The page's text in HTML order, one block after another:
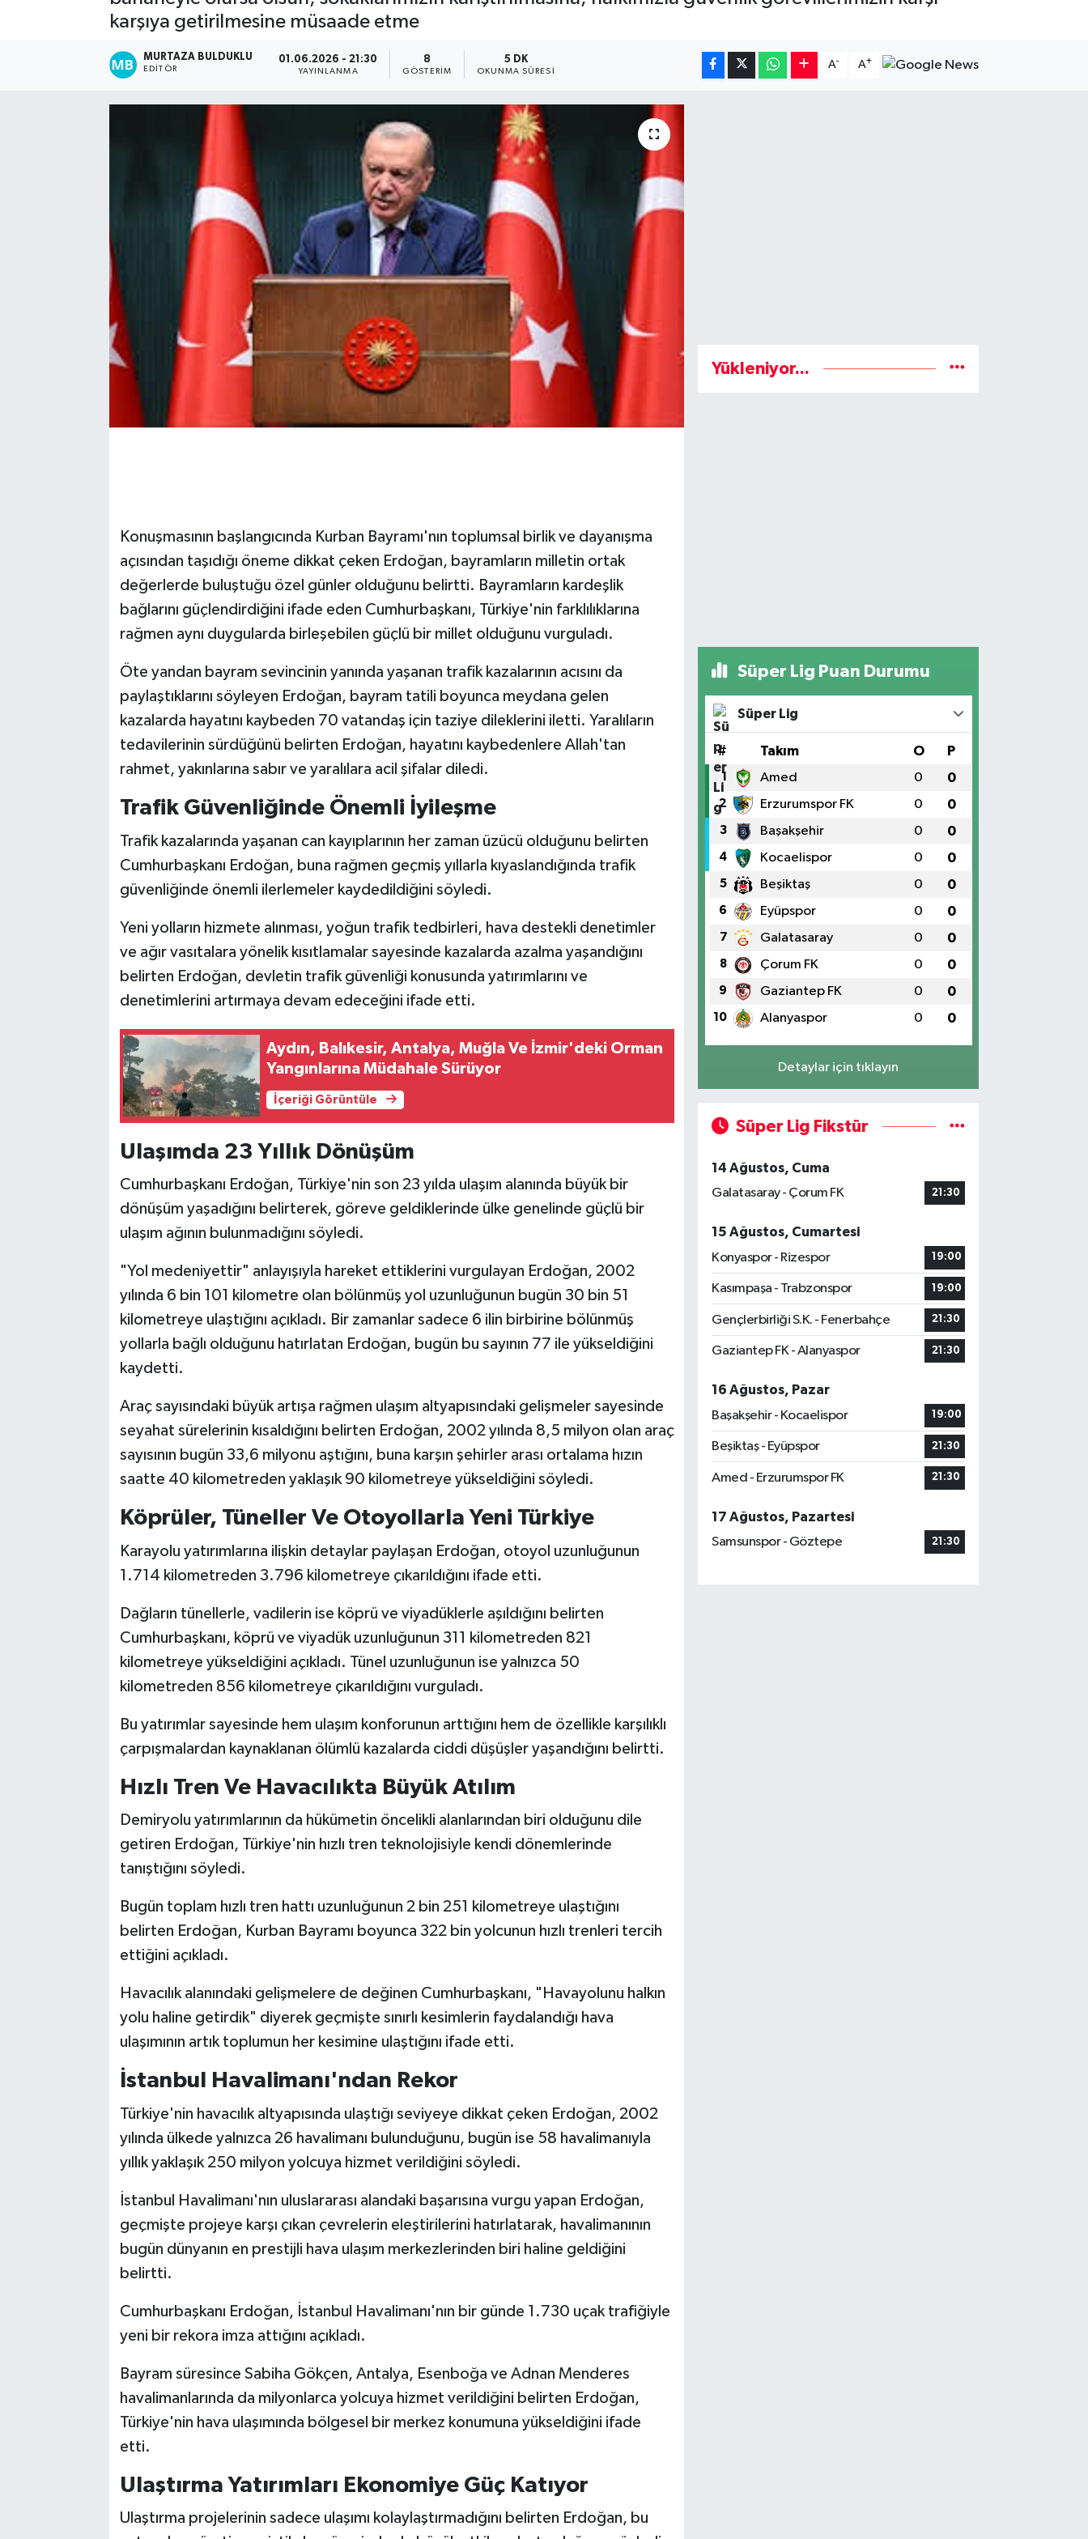
karşıya getirilmesine müsaade etme
MURTAZA BULDUKLU
EDITÖR
01.06.2026 - 21:30
YAYINLANMA
8
GÖSTERIM
5 DK
OKUNMA SÜRESI
A- A+
Konuşmasının başlangıcında Kurban Bayramı'nın toplumsal birlik ve dayanışma
açısından taşıdığı öneme dikkat çeken Erdoğan, bayramların milletin ortak
değerlerde buluştuğu özel günler olduğunu belirtti. Bayramların kardeşlik
bağlarını güçlendirdiğini ifade eden Cumhurbaşkanı, Türkiye'nin farklılıklarına
rağmen aynı duygularda birleşebilen güçlü bir millet olduğunu vurguladı.
Öte yandan bayram sevincinin yanında yaşanan trafik kazalarının acısını da
paylaştıklarını söyleyen Erdoğan, bayram tatili boyunca meydana gelen
kazalarda hayatını kaybeden 70 vatandaş için taziye dileklerini iletti. Yaralıların
tedavilerinin sürdüğünü belirten Erdoğan, hayatını kaybedenlere Allah'tan
rahmet, yakınlarına sabır ve yaralılara acil şifalar diledi.
Trafik Güvenliğinde Önemli İyileşme
Trafik kazalarında yaşanan can kayıplarının her zaman üzücü olduğunu belirten
Cumhurbaşkanı Erdoğan, buna rağmen geçmiş yıllarla kıyaslandığında trafik
güvenliğinde önemli ilerlemeler kaydedildiğini söyledi.
Yeni yolların hizmete alınması, yoğun trafik tedbirleri, hava destekli denetimler
ve ağır vasıtalara yönelik kısıtlamalar sayesinde kazalarda azalma yaşandığını
belirten Erdoğan, devletin trafik güvenliği konusunda yatırımlarını ve
denetimlerini artırmaya devam edeceğini ifade etti.
Aydın, Balıkesir, Antalya, Muğla Ve İzmir'deki Orman
Yangınlarına Müdahale Sürüyor
İçeriği Görüntüle
Ulaşımda 23 Yıllık Dönüşüm
Cumhurbaşkanı Erdoğan, Türkiye'nin son 23 yılda ulaşım alanında büyük bir
dönüşüm yaşadığını belirterek, göreve geldiklerinde ülke genelinde güçlü bir
ulaşım ağının bulunmadığını söyledi.
"Yol medeniyettir" anlayışıyla hareket ettiklerini vurgulayan Erdoğan, 2002
yılında 6 bin 101 kilometre olan bölünmüş yol uzunluğunun bugün 30 bin 51
kilometreye ulaştığını açıkladı. Bir zamanlar sadece 6 ilin birbirine bölünmüş
yollarla bağlı olduğunu hatırlatan Erdoğan, bugün bu sayının 77 ile yükseldiğini
kaydetti.
Araç sayısındaki büyük artışa rağmen ulaşım altyapısındaki gelişmeler sayesinde
seyahat sürelerinin kısaldığını belirten Erdoğan, 2002 yılında 8,5 milyon olan araç
sayısının bugün 33,6 milyonu aştığını, buna karşın şehirler arası ortalama hızın
saatte 40 kilometreden yaklaşık 90 kilometreye yükseldiğini söyledi.
Köprüler, Tüneller Ve Otoyollarla Yeni Türkiye
Karayolu yatırımlarına ilişkin detaylar paylaşan Erdoğan, otoyol uzunluğunun
1.714 kilometreden 3.796 kilometreye çıkarıldığını ifade etti.
Dağların tünellerle, vadilerin ise köprü ve viyadüklerle aşıldığını belirten
Cumhurbaşkanı, köprü ve viyadük uzunluğunun 311 kilometreden 821
kilometreye yükseldiğini açıkladı. Tünel uzunluğunun ise yalnızca 50
kilometreden 856 kilometreye çıkarıldığını vurguladı.
Bu yatırımlar sayesinde hem ulaşım konforunun arttığını hem de özellikle karşılıklı
çarpışmalardan kaynaklanan ölümlü kazalarda ciddi düşüşler yaşandığını belirtti.
Hızlı Tren Ve Havacılıkta Büyük Atılım
Demiryolu yatırımlarının da hükümetin öncelikli alanlarından biri olduğunu dile
getiren Erdoğan, Türkiye'nin hızlı tren teknolojisiyle kendi dönemlerinde
tanıştığını söyledi.
Bugün toplam hızlı tren hattı uzunluğunun 2 bin 251 kilometreye ulaştığını
belirten Erdoğan, Kurban Bayramı boyunca 322 bin yolcunun hızlı trenleri tercih
ettiğini açıkladı.
Havacılık alanındaki gelişmelere de değinen Cumhurbaşkanı, "Havayolunu halkın
yolu haline getirdik" diyerek geçmişte sınırlı kesimlerin faydalandığı hava
ulaşımının artık toplumun her kesimine ulaştığını ifade etti.
İstanbul Havalimanı'ndan Rekor
Türkiye'nin havacılık altyapısında ulaştığı seviyeye dikkat çeken Erdoğan, 2002
yılında ülkede yalnızca 26 havalimanı bulunduğunu, bugün ise 58 havalimanıyla
yıllık yaklaşık 250 milyon yolcuya hizmet verildiğini söyledi.
İstanbul Havalimanı'nın uluslararası alandaki başarısına vurgu yapan Erdoğan,
geçmişte projeye karşı çıkan çevrelerin eleştirilerini hatırlatarak, havalimanının
bugün dünyanın en prestijli hava ulaşım merkezlerinden biri haline geldiğini
belirtti.
Cumhurbaşkanı Erdoğan, İstanbul Havalimanı'nın bir günde 1.730 uçak trafiğiyle
yeni bir rekora imza attığını açıkladı.
Bayram süresince Sabiha Gökçen, Antalya, Esenboğa ve Adnan Menderes
havalimanlarında da milyonlarca yolcuya hizmet verildiğini belirten Erdoğan,
Türkiye'nin hava ulaşımında bölgesel bir merkez konumuna yükseldiğini ifade
etti.
Ulaştırma Yatırımları Ekonomiye Güç Katıyor
Ulaştırma projelerinin sadece ulaşımı kolaylaştırmadığını belirten Erdoğan, bu
Yükleniyor...
Süper Lig Puan Durumu
Süper Lig
# Takım O P
1 Amed 0 0
2 Erzurumspor FK 0 0
3 Başakşehir 0 0
4 Kocaelispor 0 0
5 Beşiktaş 0 0
6 Eyüpspor 0 0
7 Galatasaray 0 0
8 Çorum FK 0 0
9 Gaziantep FK 0 0
10 Alanyaspor 0 0
Detaylar için tıklayın
Süper Lig Fikstür
14 Ağustos, Cuma
Galatasaray - Çorum FK
21:30
15 Ağustos, Cumartesi
Konyaspor - Rizespor
19:00
Kasımpaşa - Trabzonspor 19:00
Gençlerbirliği S.K. - Fenerbahçe 21:30
Gaziantep FK - Alanyaspor 21:30
16 Ağustos, Pazar
Başakşehir - Kocaelispor
19:00
Beşiktaş - Eyüpspor 21:30
Amed - Erzurumspor FK 21:30
17 Ağustos, Pazartesi
Samsunspor - Göztepe
21:30